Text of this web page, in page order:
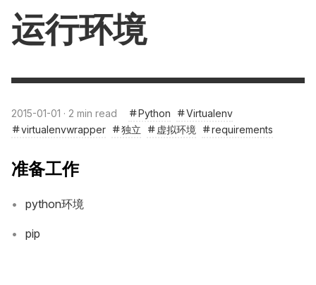
运行环境
2015-01-01 · 2 min read Python
Virtualenv
virtualenvwrapper
独立 虚拟环境 requirements
准备工作
python环境
pip